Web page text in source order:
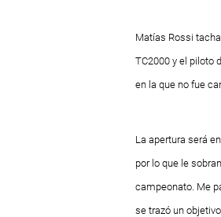
Matías Rossi
TC2000 y el piloto
en la que no fue
La apertura será
por lo que le
campeonato. Me
se trazó un